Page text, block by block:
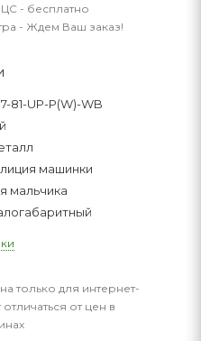
- бесплатно
- Ждем Ваш заказ!
81-UP-P(W)-WB
машинки
мальчика
только для интернет-
от цен в